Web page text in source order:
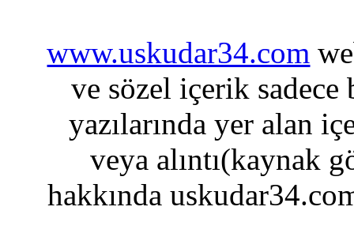
www.uskudar34.com
ve sözel içerik sadece
yazılarında yer alan
veya alıntı(kaynak
hakkında